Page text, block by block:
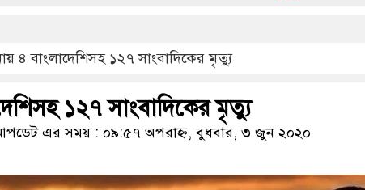
জনগণ পরিবর্তন
২৮ লাখ টাকার জাল
নেতৃত্ব ও গণতন্ত্রের
অবৈধ বিদেশি পিস্তল,
৪ বাংলাদেশিসহ ১২৭ সাংবাদিকের মৃত্যু
১২৭ সাংবাদিকের মৃত্যু
এর সময় : ০৯:৫৭ অপরাহ্ন, বুধবার, ৩ জুন ২০২০